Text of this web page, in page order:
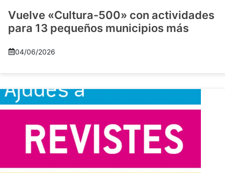
Vuelve «Cultura-500» con actividades
para 13 pequeños municipios más
04/06/2026